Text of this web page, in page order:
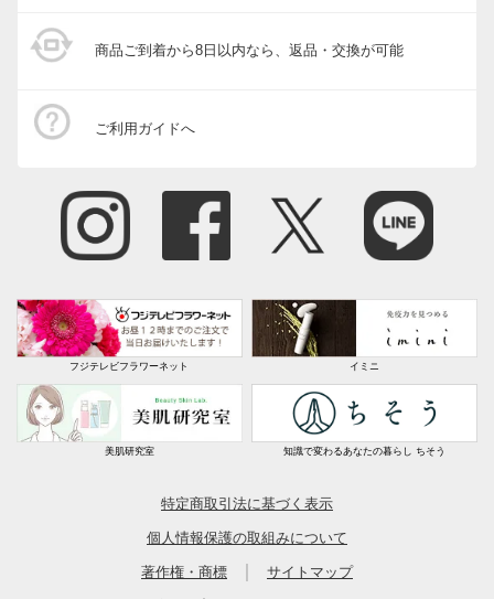
ガーデニングツール・庭手入用品
インテリアフラワー
商品ご到着から8日以内なら、返品・交換が可能
ご利用ガイドへ
フジテレビフラワーネット イミニ
美肌研究室 知識で変わるあなたの暮らし ちそう
特定商取引法に基づく表示
個人情報保護の取組みについて
著作権・商標 サイトマップ